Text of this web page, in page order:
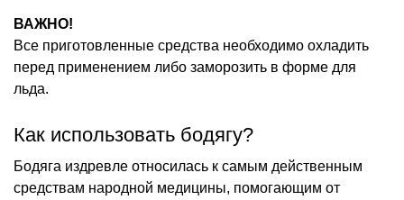
ВАЖНО!
Все приготовленные средства необходимо охладить
перед применением либо заморозить в форме для
льда.
Как использовать бодягу?
Бодяга издревле относилась к самым действенным
средствам народной медицины, помогающим от